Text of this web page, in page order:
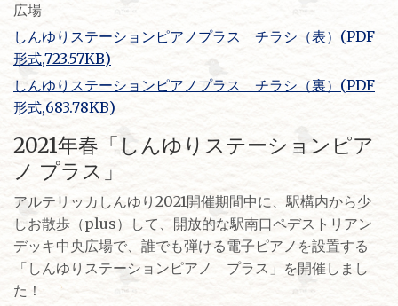
広場
しんゆりステーションピアノプラス チラシ（表）(PDF
形式,723.57KB)
しんゆりステーションピアノプラス チラシ（裏）(PDF
形式,683.78KB)
2021年春「しんゆりステーションピア
ノ プラス」
アルテリッカしんゆり2021開催期間中に、駅構内から少
しお散歩（plus）して、開放的な駅南口ペデストリアン
デッキ中央広場で、誰でも弾ける電子ピアノを設置する
「しんゆりステーションピアノ プラス」を開催しまし
た！